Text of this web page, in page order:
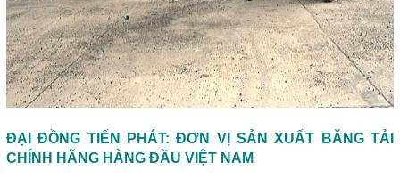
ĐẠI ĐỒNG TIẾN PHÁT: ĐƠN VỊ SẢN XUẤT BĂNG TẢI
CHÍNH HÃNG HÀNG ĐẦU VIỆT NAM